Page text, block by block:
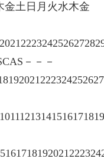
金土日月火水木金
－－－